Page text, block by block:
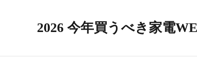
2026 今年買うべき家電